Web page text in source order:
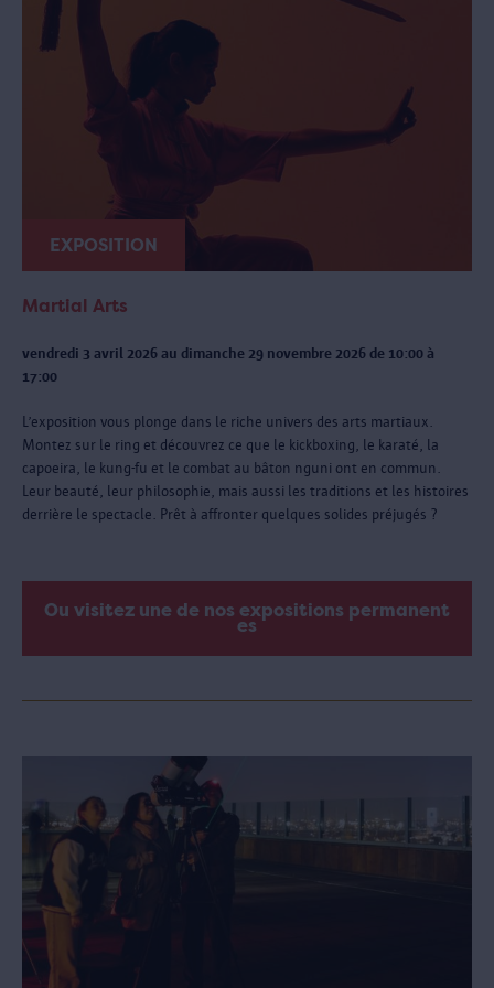
EXPOSITION
Martial Arts
vendredi 3 avril 2026 au dimanche 29 novembre 2026 de 10:00 à
17:00
L’exposition vous plonge dans le riche univers des arts martiaux.
Montez sur le ring et découvrez ce que le kickboxing, le karaté, la
capoeira, le kung-fu et le combat au bâton nguni ont en commun.
Leur beauté, leur philosophie, mais aussi les traditions et les histoires
derrière le spectacle. Prêt à affronter quelques solides préjugés ?
Ou visitez une de nos expositions permanent
es